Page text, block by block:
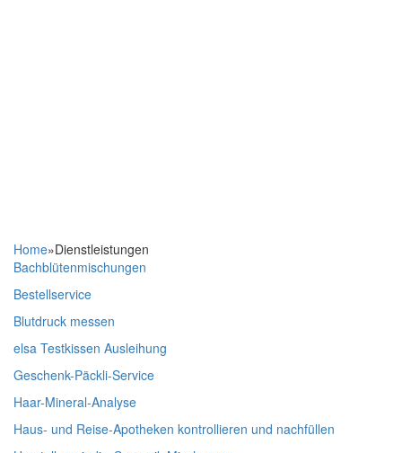
Home»Dienstleistungen
Bachblütenmischungen
Bestellservice
Blutdruck messen
elsa Testkissen Ausleihung
Geschenk-Päckli-Service
Haar-Mineral-Analyse
Haus- und Reise-Apotheken kontrollieren und nachfüllen